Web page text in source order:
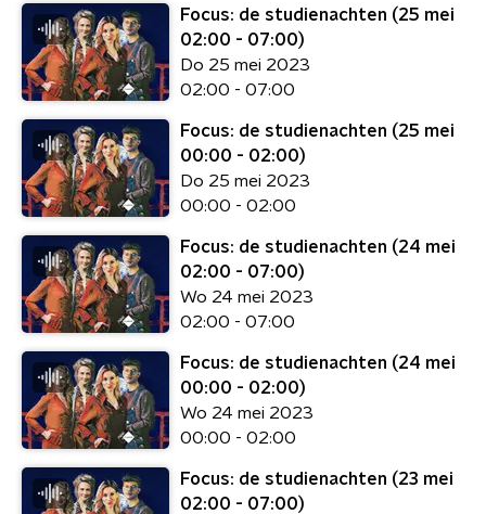
Focus: de studienachten (25 mei
02:00 - 07:00)
Do 25 mei 2023
02:00 - 07:00
Focus: de studienachten (25 mei
00:00 - 02:00)
Do 25 mei 2023
00:00 - 02:00
Focus: de studienachten (24 mei
02:00 - 07:00)
Wo 24 mei 2023
02:00 - 07:00
Focus: de studienachten (24 mei
00:00 - 02:00)
Wo 24 mei 2023
00:00 - 02:00
Focus: de studienachten (23 mei
02:00 - 07:00)